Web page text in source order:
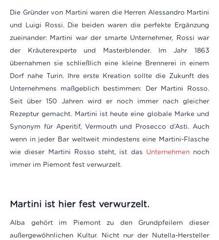
Die Gründer von Martini waren die Herren Alessandro Martini
und Luigi Rossi. Die beiden waren die perfekte Ergänzung
zueinander: Martini war der smarte Unternehmer, Rossi war
der Kräuterexperte und Masterblender. Im Jahr 1863
übernahmen sie schließlich eine kleine Brennerei in einem
Dorf nahe Turin. Ihre erste Kreation sollte die Zukunft des
Unternehmens maßgeblich bestimmen: Der Martini Rosso.
Seit über 150 Jahren wird er noch immer nach gleicher
Rezeptur gemacht. Martini ist heute eine globale Marke und
Synonym für Aperitif, Vermouth und Prosecco d’Asti. Auch
wenn in jeder Bar weltweit mindestens eine Martini-Flasche
wie dieser Martini Rosso steht, ist das Unternehmennoch
immer im Piemont fest verwurzelt.
Martini ist hier fest verwurzelt.
Alba gehört im Piemont zu den Grundpfeilern dieser
außergewöhnlichen Kultur. Nicht nur der Nutella-Hersteller